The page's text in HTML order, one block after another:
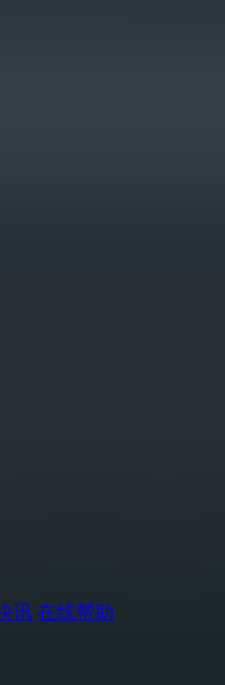
讯 在线帮助